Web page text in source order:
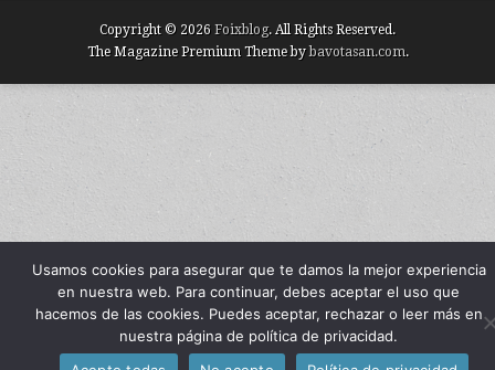
Copyright © 2026 Foixblog. All Rights Reserved.
The Magazine Premium Theme bybavotasan.com.
Usamos cookies para asegurar que te damos la mejor experiencia
en nuestra web. Para continuar, debes aceptar el uso que
hacemos de las cookies. Puedes aceptar, rechazar o leer más en
nuestra página de política de privacidad.